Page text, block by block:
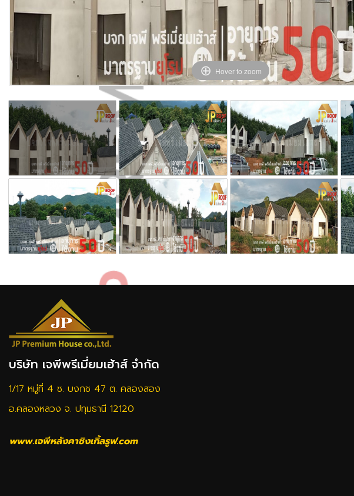
Hover to zoom
บริษัท เจพีพรีเมี่ยมเฮ้าส์ จำกัด
1/17 หมู่ที่ 4 ซ. บงกช 47 ต. คลองสอง
อ.คลองหลวง จ. ปทุมธานี 12120
www.เจพีหลังคาชิงเกิ้ลรูฟ.com